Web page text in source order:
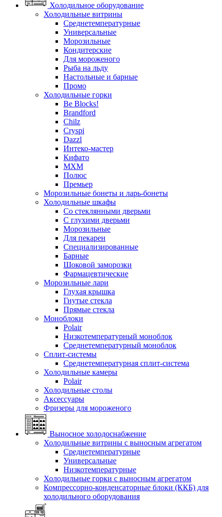
Холодильное оборудование
Холодильные витрины
Среднетемпературные
Универсальные
Морозильные
Кондитерские
Для мороженого
Рыба на льду
Настольные и барные
Промо
Холодильные горки
Be Blocks!
Brandford
Chilz
Cryspi
Dazzl
Интеко-мастер
Кифато
МХМ
Полюс
Премьер
Морозильные бонеты и ларь-бонеты
Холодильные шкафы
Со стеклянными дверьми
С глухими дверьми
Морозильные
Для пекарен
Специализированные
Барные
Шоковой заморозки
Фармацевтические
Морозильные лари
Глухая крышка
Гнутые стекла
Прямые стекла
Моноблоки
Polair
Низкотемпературный моноблок
Среднетемпературный моноблок
Сплит-системы
Среднетемпературная сплит-система
Холодильные камеры
Polair
Холодильные столы
Аксессуары
Фризеры для мороженого
Выносное холодоснабжение
Холодильные витрины с выносным агрегатом
Среднетемпературные
Универсальные
Низкотемпературные
Холодильные горки с выносным агрегатом
Компрессорно-конденсаторные блоки (ККБ) для
холодильного оборудования